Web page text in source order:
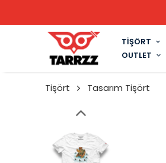
TİŞÖRT
OUTLET
Tişört Tasarım Tişört